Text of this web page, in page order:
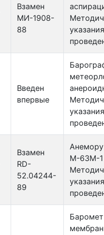
Взамен
МИ-1908-
88
Введен
впервые
Взамен
RD-
52.04244-
89
М-63М-1